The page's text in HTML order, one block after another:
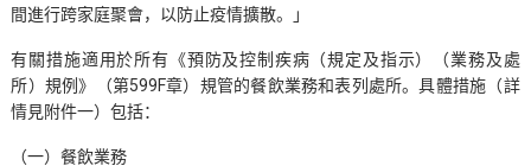
間進行跨家庭聚會，以防止疫情擴散。」
有關措施適用於所有《預防及控制疾病（規定及指示）（業務及處
所）規例》（第599F章）規管的餐飲業務和表列處所。具體措施（詳
情見附件一）包括：
（一）餐飲業務